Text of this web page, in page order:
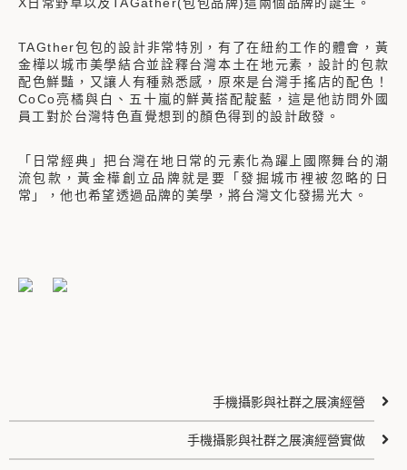
TAGther包包的設計非常特別，有了在紐約工作的體會，黃
金樺以城市美學結合並詮釋台灣本土在地元素，設計的包款
配色鮮豔，又讓人有種熟悉感，原來是台灣手搖店的配色！
CoCo亮橘與白、五十嵐的鮮黃搭配靛藍，這是他訪問外國
員工對於台灣特色直覺想到的顏色得到的設計啟發。
「日常經典」把台灣在地日常的元素化為躍上國際舞台的潮
流包款，黃金樺創立品牌就是要「發掘城市裡被忽略的日
常」，他也希望透過品牌的美學，將台灣文化發揚光大。
手機攝影與社群之展演經營
手機攝影與社群之展演經營實做